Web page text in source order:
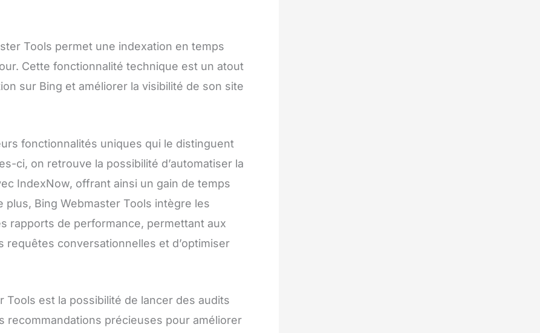
Tools permet une indexation en temps
Cette fonctionnalité technique est un atout
sur Bing et améliorer la visibilité de son site
fonctionnalités uniques qui le distinguent
ci, on retrouve la possibilité d’automatiser la
IndexNow, offrant ainsi un gain de temps
Bing Webmaster Tools intègre les
rapports de performance, permettant aux
conversationnelles et d’optimiser
Tools est la possibilité de lancer des audits
recommandations précieuses pour améliorer